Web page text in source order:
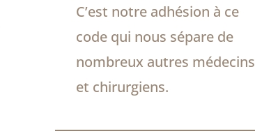
C’est notre adhésion à ce
code qui nous sépare de
nombreux autres médecins
et chirurgiens.